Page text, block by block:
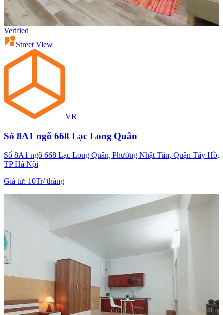
Verified
Street View
VR
Số 8A1 ngõ 668 Lạc Long Quân
Số 8A1 ngõ 668 Lạc Long Quân, Phường Nhật Tân, Quận Tây Hồ,
TP Hà Nội
Giá từ: 10Tr/tháng